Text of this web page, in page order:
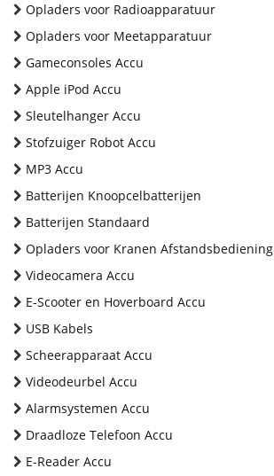
Opladers voor Radioapparatuur
Opladers voor Meetapparatuur
Gameconsoles Accu
Apple iPod Accu
Sleutelhanger Accu
Stofzuiger Robot Accu
MP3 Accu
Batterijen Knoopcelbatterijen
Batterijen Standaard
Opladers voor Kranen Afstandsbediening
Videocamera Accu
E-Scooter en Hoverboard Accu
USB Kabels
Scheerapparaat Accu
Videodeurbel Accu
Alarmsystemen Accu
Draadloze Telefoon Accu
E-Reader Accu